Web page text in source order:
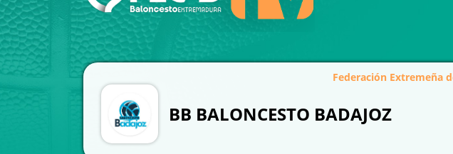
Federación Extremeña
BB BALONCESTO BADAJOZ